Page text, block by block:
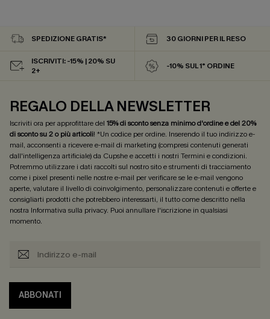
SPEDIZIONE GRATIS* 30 GIORNI PER IL RESO
ISCRIVITI: -15% | 20% SU
2+
-10% SUL 1° ORDINE
REGALO DELLA NEWSLETTER
Iscriviti ora per approfittare del 15% di sconto senza minimo d'ordine e del 20%
di sconto su 2 o più articoli! *Un codice per ordine. Inserendo il tuo indirizzo e-
mail, acconsenti a ricevere e-mail di marketing (compresi contenuti generati
dall'intelligenza artificiale) da Cupshe e accetti i nostri Termini e condizioni.
Potremmo utilizzare i dati raccolti sul nostro sito e strumenti di tracciamento
come i pixel presenti nelle nostre e-mail per verificare se le e-mail vengono
aperte, valutare il livello di coinvolgimento, personalizzare contenuti e offerte e
consigliarti prodotti che potrebbero interessarti, il tutto come descritto nella
nostra Informativa sulla privacy. Puoi annullare l'iscrizione in qualsiasi
momento.
ABBONATI